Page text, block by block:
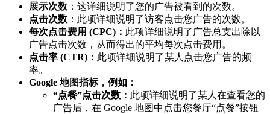
展示次数 ：这详细说明了您的广告被看到的次数。
点击次数 ：此项详细说明了访客点击您广告的次数。
每次点击费用 (CPC)： 此项详细说明了广告总支出除以
广告点击次数，从而得出的平均每次点击费用。
点击率 (CTR)： 此项详细说明了某人点击您广告的频
率。
Google 地图指标，例如：
“点餐”点击次数： 此项详细说明了某人在查看您的
广告后，在 Google 地图中点击您餐厅“点餐”按钮